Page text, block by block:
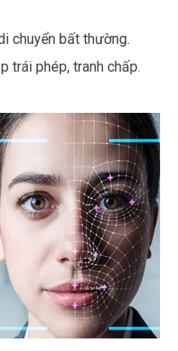
chuyển bất thường.
trái phép, tranh chấp.